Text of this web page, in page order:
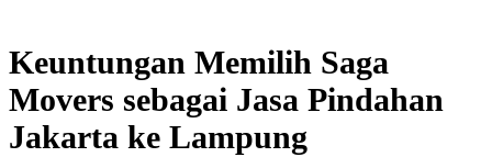
Keuntungan Memilih Saga
Movers sebagai Jasa Pindahan
Jakarta ke Lampung